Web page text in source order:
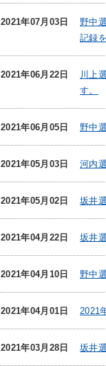
2021年07月03日
野中
記録
2021年06月22日
川上
す。
2021年06月05日 野中
2021年05月03日 河内
2021年05月02日 坂井
2021年04月22日 坂井
2021年04月10日 野中
2021年04月01日 2021
2021年03月28日 坂井